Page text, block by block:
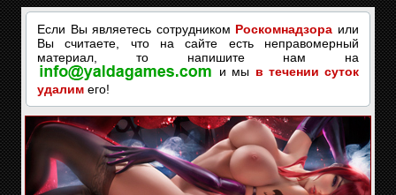
Если Вы являетесь сотрудником Роскомнадзора или
Вы считаете, что на сайте есть неправомерный
материал, то напишите нам на
и мы в течении суток
удалим его!